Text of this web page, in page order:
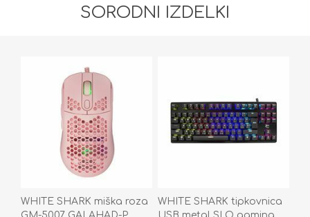
SORODNI IZDELKI
WHITE SHARK miška roza
WHITE SHARK tipkovnica